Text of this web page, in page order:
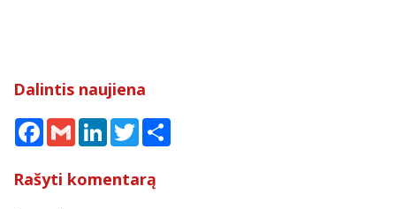
Dalintis naujiena
Facebook
Gmail LinkedInTwitter
Rašyti komentarą